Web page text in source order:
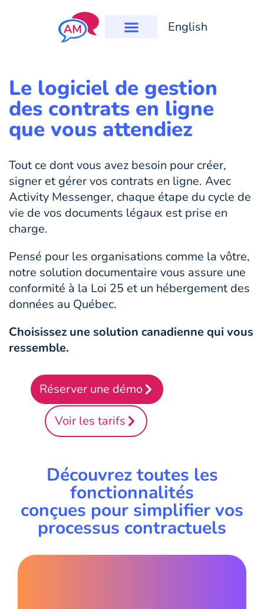
English
Le logiciel de gestion
des contrats en ligne
que vous attendiez
Tout ce dont vous avez besoin pour créer,
signer et gérer vos contrats en ligne. Avec
Activity Messenger, chaque étape du cycle de
vie de vos documents légaux est prise en
charge.
Pensé pour les organisations comme la vôtre,
notre solution documentaire vous assure une
conformité à la Loi 25 et un hébergement des
données au Québec.
Choisissez une solution canadienne qui vous
ressemble.
Réserver une démo
Voir les tarifs
Découvrez toutes les
fonctionnalités
conçues pour simplifier vos
processus contractuels